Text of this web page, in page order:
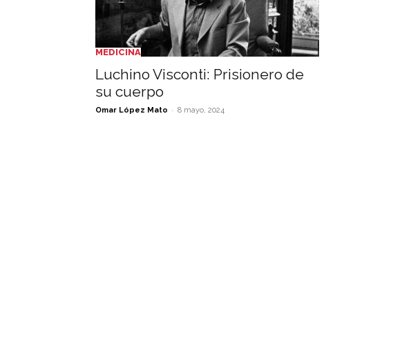
MEDICINA
Luchino Visconti: Prisionero de
su cuerpo
Omar López Mato - 8 mayo, 2024